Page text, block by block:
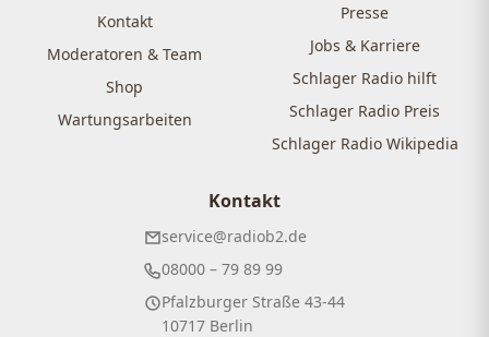
Kontakt
Moderatoren & Team
Shop
Wartungsarbeiten
Presse
Jobs & Karriere
Schlager Radio hilft
Schlager Radio Preis
Schlager Radio Wikipedia
Kontakt
service@radiob2.de
08000 – 79 89 99
Pfalzburger Straße 43-44
10717 Berlin